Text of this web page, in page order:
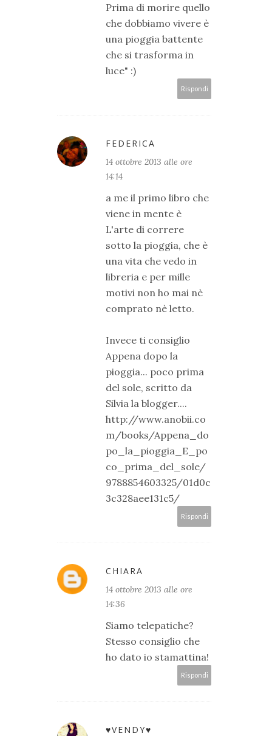
Prima di morire quello
che dobbiamo vivere è
una pioggia battente
che si trasforma in
luce" :)
Rispondi
FEDERICA
14 ottobre 2013 alle ore
14:14
a me il primo libro che
viene in mente è
L'arte di correre
sotto la pioggia, che è
una vita che vedo in
libreria e per mille
motivi non ho mai nè
comprato nè letto.
Invece ti consiglio
Appena dopo la
pioggia... poco prima
del sole, scritto da
Silvia la blogger....
http://www.anobii.co
m/books/Appena_do
po_la_pioggia_E_po
co_prima_del_sole/
9788854603325/01d0c
3c328aee131c5/
Rispondi
CHIARA
14 ottobre 2013 alle ore
14:36
Siamo telepatiche?
Stesso consiglio che
ho dato io stamattina!
Rispondi
♥VENDY♥